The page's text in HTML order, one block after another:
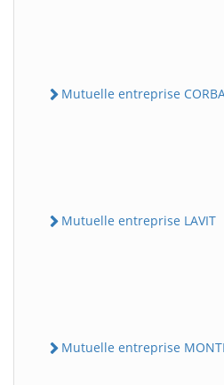
Mutuelle entreprise
Mutuelle entreprise LAVIT
Mutuelle entreprise